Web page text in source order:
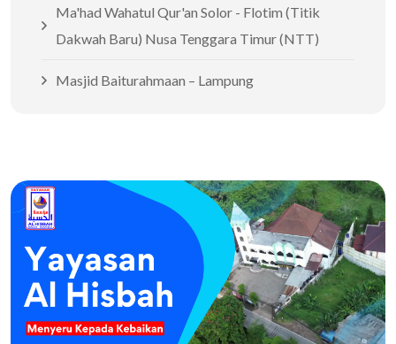
Ma'had Wahatul Qur'an Solor - Flotim (Titik
Dakwah Baru) Nusa Tenggara Timur (NTT)
Masjid Baiturahmaan – Lampung